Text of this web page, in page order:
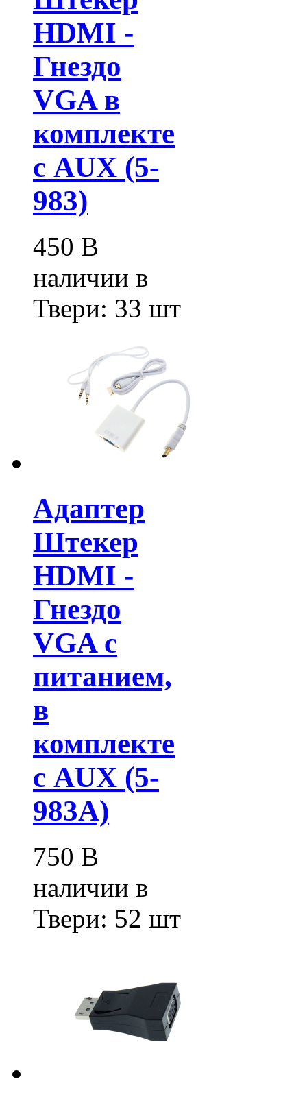
HDMI -
Гнездо
VGA в
комплекте
с AUX (5-
983)
450 В
наличии в
Твери: 33 шт
Адаптер
Штекер
HDMI -
Гнездо
VGA с
питанием,
в
комплекте
с AUX (5-
983А)
750 В
наличии в
Твери: 52 шт